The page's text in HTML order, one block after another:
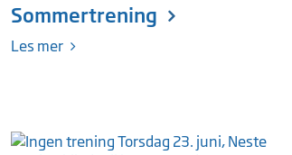
Sommertrening
Les mer